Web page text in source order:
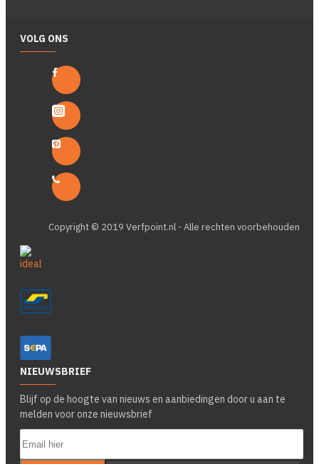
VOLG ONS
Copyright © 2019 Verfpoint.nl - Alle rechten voorbehouden
NIEUWSBRIEF
Blijf op de hoogte van nieuws en aanbiedingen door u aan te
melden voor onze nieuwsbrief